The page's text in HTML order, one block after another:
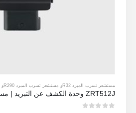
مستشعر تسرب المبرد R32 و مستشعر تسرب المبرد R290 و